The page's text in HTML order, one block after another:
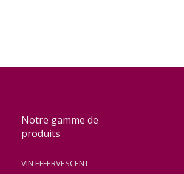
Notre gamme de
produits
VIN EFFERVESCENT